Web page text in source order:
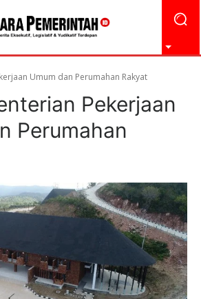
Umum dan Perumahan Rakyat
Pekerjaan
Perumahan